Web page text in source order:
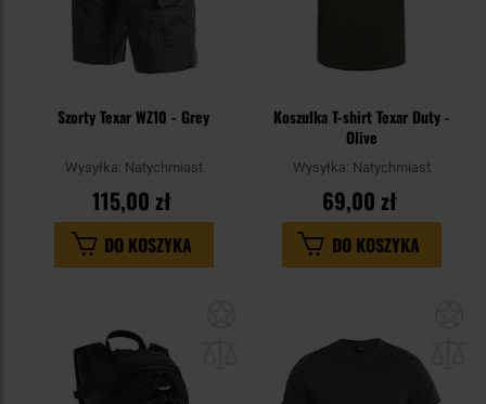
Szorty Texar WZ10 - Grey
Wysyłka: Natychmiast
115,00 zł
DO KOSZYKA
Koszulka T-shirt Texar Duty -
Olive
Wysyłka: Natychmiast
69,00 zł
DO KOSZYKA
schowka